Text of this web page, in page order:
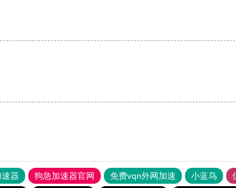
器 狗急加速器官网 免费vqn外网加速 小蓝鸟